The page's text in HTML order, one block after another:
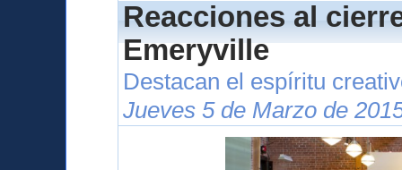
Reacciones al
Emeryville
Destacan el espíritu
Jueves 5 de Marzo de